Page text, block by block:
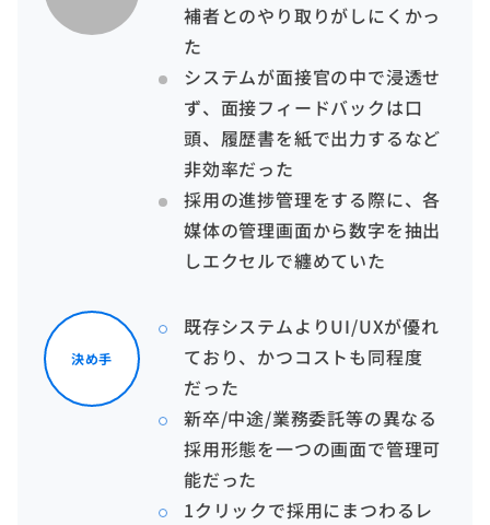
補者とのやり取りがしにくかっ
た
システムが面接官の中で浸透せ
ず、面接フィードバックは口
頭、履歴書を紙で出力するなど
非効率だった
採用の進捗管理をする際に、各
媒体の管理画面から数字を抽出
しエクセルで纏めていた
決め手
既存システムよりUI/UXが優れ
ており、かつコストも同程度
だった
新卒/中途/業務委託等の異なる
採用形態を一つの画面で管理可
能だった
1クリックで採用にまつわるレ